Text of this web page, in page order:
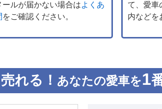
ールが届かない場合はよくあ
をご確認ください。
て、愛車
内などを
れる！ あなたの愛車を1